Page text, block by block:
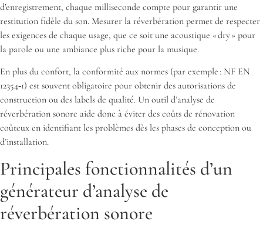
d’enregistrement, chaque milliseconde compte pour garantir une
restitution fidèle du son. Mesurer la réverbération permet de respecter
les exigences de chaque usage, que ce soit une acoustique « dry » pour
la parole ou une ambiance plus riche pour la musique.
En plus du confort, la conformité aux normes (par exemple : NF EN
12354‑1) est souvent obligatoire pour obtenir des autorisations de
construction ou des labels de qualité. Un outil d’analyse de
réverbération sonore aide donc à éviter des coûts de rénovation
coûteux en identifiant les problèmes dès les phases de conception ou
d’installation.
Principales fonctionnalités d’un
générateur d’analyse de
réverbération sonore